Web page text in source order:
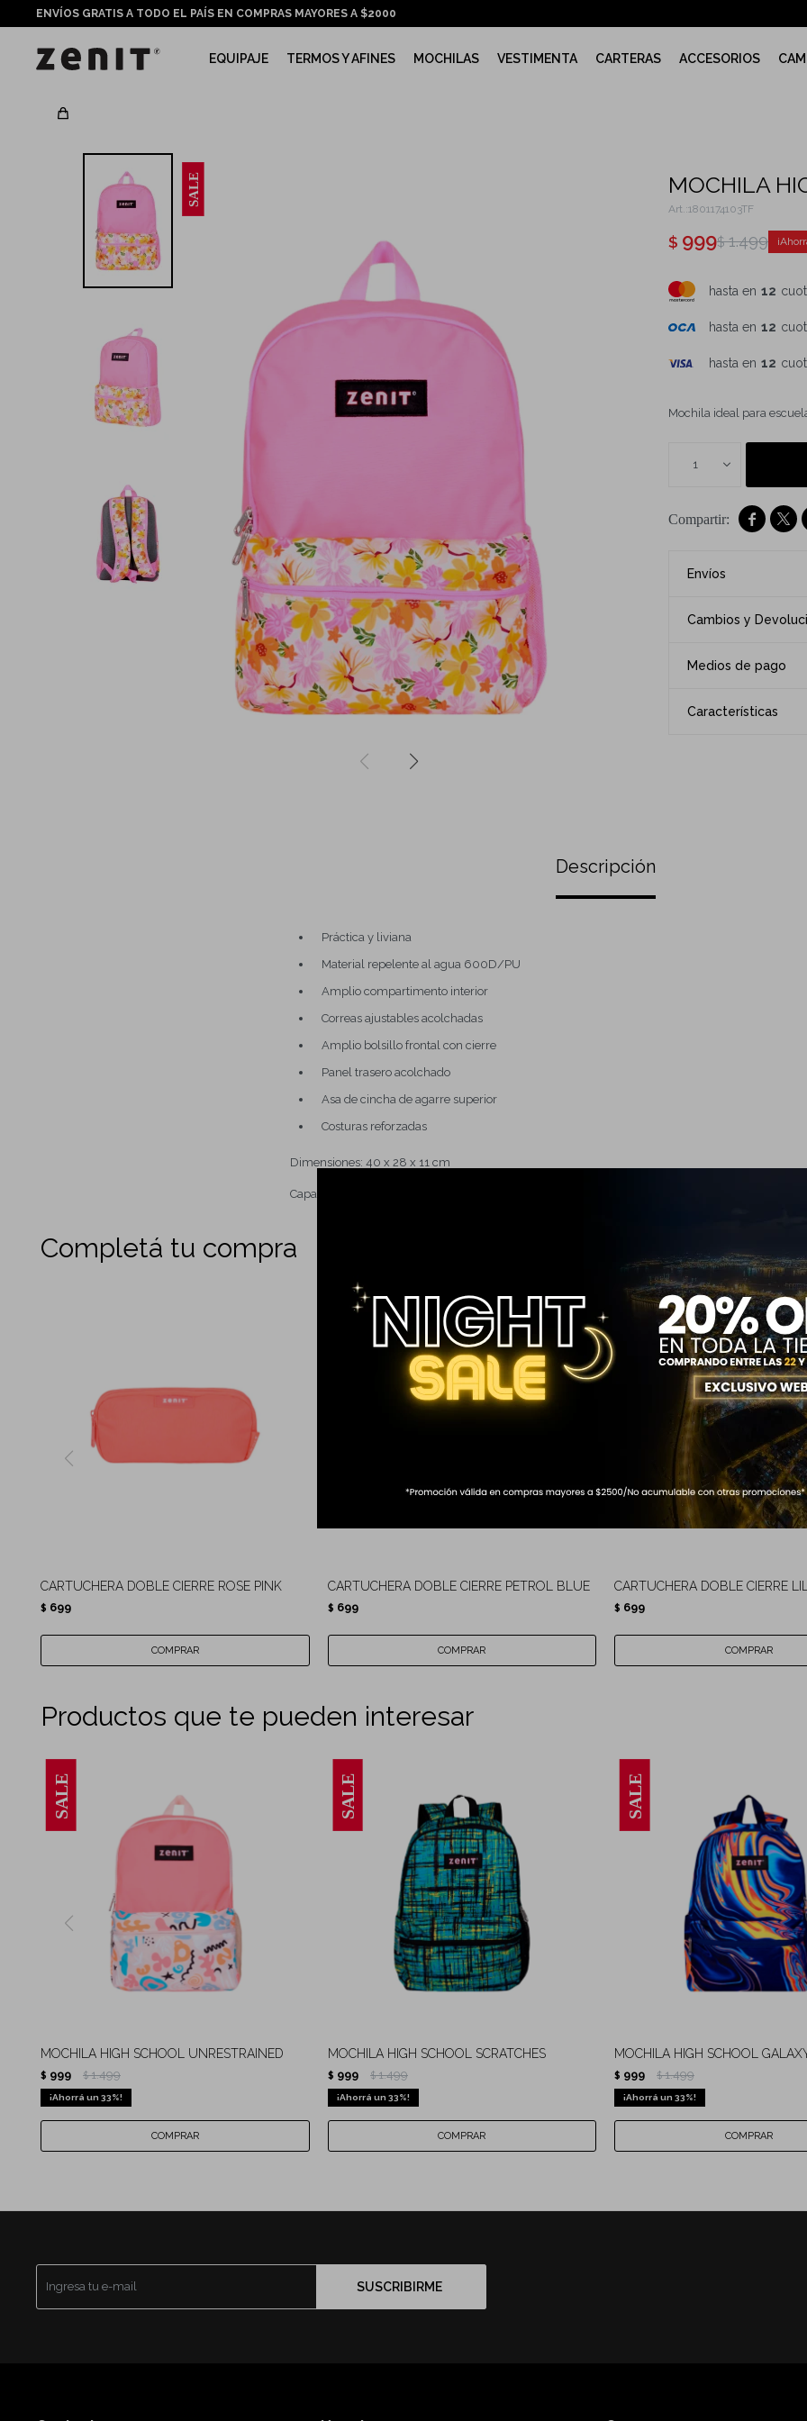
EQUIPAJE TERMOS Y AFINES MOCHILAS VESTIMENTA CARTERAS ACCESORIOS
ENVÍOS GRATIS A TODO EL PAÍS EN COMPRAS MAYORES A $2000
MOCHILA
1801174103TF
$ 999$ 1.499
hasta en 12
hasta en 12
hasta en 12
Mochila ideal para
1
 
Envíos
Cambios y
Medios de pago
Características
Descripción
Práctica y liviana
Material repelente al agua 600D/PU
Amplio compartimento interior
Correas ajustables acolchadas
Amplio bolsillo frontal con cierre
Panel trasero acolchado
Asa de cincha de agarre superior
Costuras reforzadas
Dimensiones: 40 x 28 x 11 cm
Capacidad: 12 lt
Completá tu compra
CARTUCHERA DOBLE CIERRE ROSE PINK
$ 699
CARTUCHERA DOBLE CIERRE PETROL BLUE
$ 699
CARTUCHERA DOBLE CIERRE
$ 699
Productos que te pueden interesar
MOCHILA HIGH SCHOOL UNRESTRAINED
$ 999 $ 1.499
33
MOCHILA HIGH SCHOOL SCRATCHES
$ 999 $ 1.499
33
MOCHILA HIGH SCHOOL
$ 999 $ 1.499
33
SUSCRIBIRME